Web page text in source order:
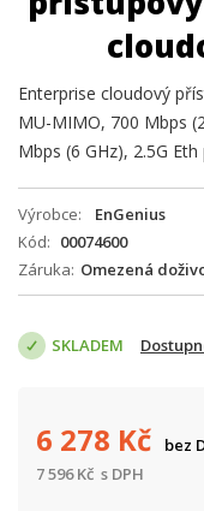
Enterprise cloudový
MU-MIMO, 700 Mbps
Mbps (6 GHz), 2.5G
Výrobce
EnGenius
Kód
00074600
Záruka Omezená
SKLADEM
6 278 Kč
bez
7 596Kč s DPH